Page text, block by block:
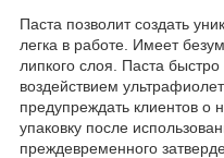
Паста позволит создать
легка в работе. Имеет
липкого слоя. Паста
воздействием
предупреждать клиентов о
упаковку после
преждевременного